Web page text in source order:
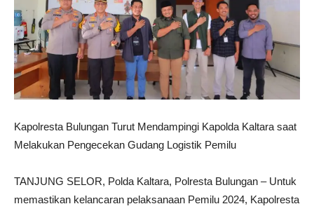
Kapolresta Bulungan Turut Mendampingi Kapolda Kaltara saat
Melakukan Pengecekan Gudang Logistik Pemilu
TANJUNG SELOR, Polda Kaltara, Polresta Bulungan – Untuk
memastikan kelancaran pelaksanaan Pemilu 2024, Kapolresta